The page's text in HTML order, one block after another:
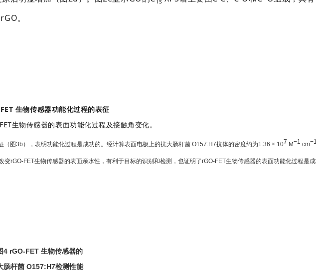
。
生物传感器功能化过程的表征
生物传感器的表面功能化过程及接触角变化。
图3b），表明功能化过程是成功的。经计算表面电极上的抗大肠杆菌 O157:H7抗体的密度约为1.36 × 107 M−1 cm
rGO-FET生物传感器的表面亲水性，有利于目标的识别和检测，也证明了rGO-FET生物传感器的表面功能化过程是
4 rGO-FET 生物传感器的
肠杆菌 O157:H7检测性能